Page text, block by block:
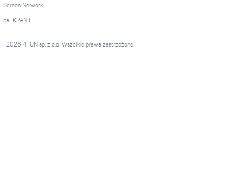
Screen Network
naEKRANIE
2026 4FUN sp. z o.o. Wszelkie prawa zastrzeżone.